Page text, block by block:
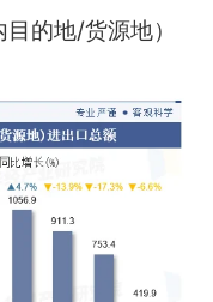
的地/货源地）